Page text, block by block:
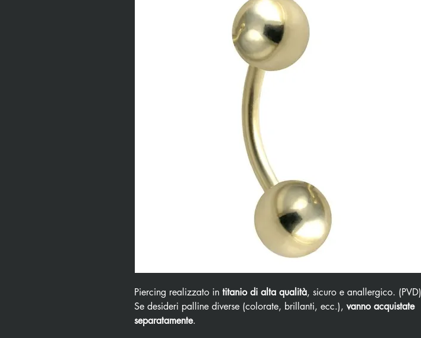
Piercing realizzato in titanio di alta qualità, sicuro e anallergico. (PVD)
Se desideri palline diverse (colorate, brillanti, ecc.), vanno acquistate
separatamente.